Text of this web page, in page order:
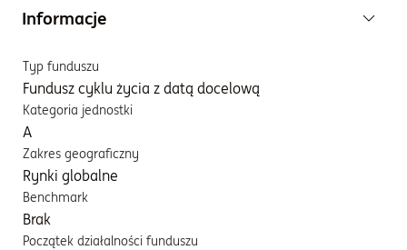
Informacje
Typ funduszu
Fundusz cyklu życia z datą docelową
Kategoria jednostki
A
Zakres geograficzny
Rynki globalne
Benchmark
Brak
Początek działalności funduszu